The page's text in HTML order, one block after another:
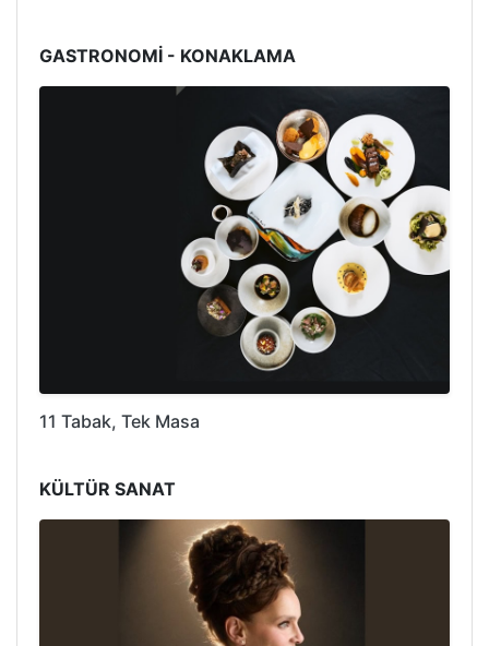
GASTRONOMİ - KONAKLAMA
11 Tabak, Tek Masa
KÜLTÜR SANAT